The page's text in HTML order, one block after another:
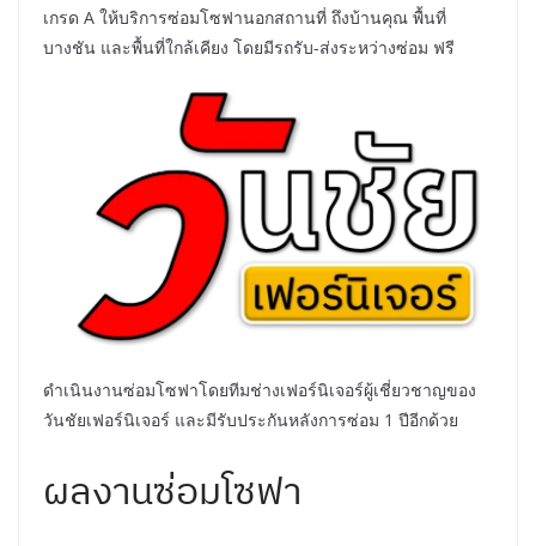
เกรด A ให้บริการซ่อมโซฟานอกสถานที่ ถึงบ้านคุณ พื้นที่
บางชัน และพื้นที่ใกล้เคียง โดยมีรถรับ-ส่งระหว่างซ่อม ฟรี
ดำเนินงานซ่อมโซฟาโดยทีมช่างเฟอร์นิเจอร์ผู้เชี่ยวชาญของ
วันชัยเฟอร์นิเจอร์ และมีรับประกันหลังการซ่อม 1 ปีอีกด้วย
ผลงานซ่อมโซฟา